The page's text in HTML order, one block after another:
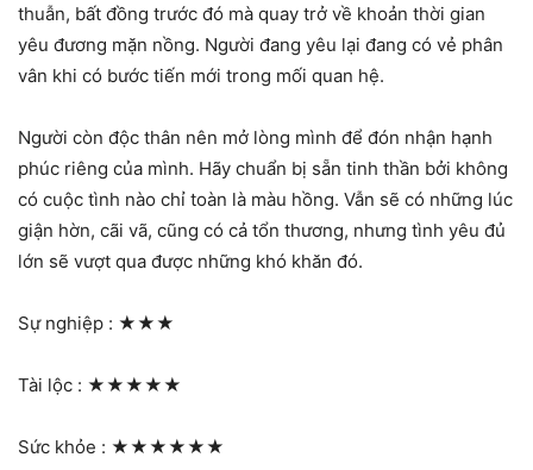
thuẫn, bất đồng trước đó mà quay trở về khoản thời gian
yêu đương mặn nồng. Người đang yêu lại đang có vẻ phân
vân khi có bước tiến mới trong mối quan hệ.
Người còn độc thân nên mở lòng mình để đón nhận hạnh
phúc riêng của mình. Hãy chuẩn bị sẵn tinh thần bởi không
có cuộc tình nào chỉ toàn là màu hồng. Vẫn sẽ có những lúc
giận hờn, cãi vã, cũng có cả tổn thương, nhưng tình yêu đủ
lớn sẽ vượt qua được những khó khăn đó.
Sự nghiệp : ★★★
Tài lộc : ★★★★★
Sức khỏe : ★★★★★★